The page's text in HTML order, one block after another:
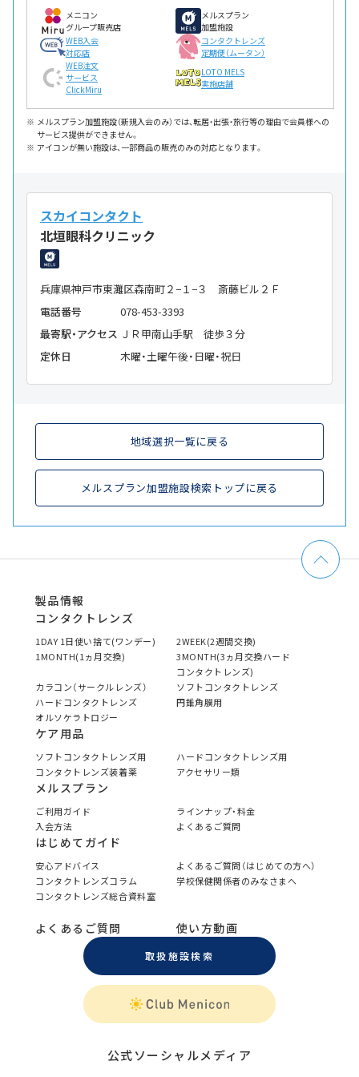
メニコン
グループ販売店
メルスプラン
加盟施設
WEB入会
対応店
コンタクトレンズ
定期便（ムータン）
WEB注文
サービス
ClickMiru
LOTO MELS
実施店舗
メルスプラン加盟施設（新規入会のみ）では、転居・出張・旅行等の理由で会員様への
サービス提供ができません。
アイコンが無い施設は、一部商品の販売のみの対応となります。
スカイコンタクト
北垣眼科クリニック
兵庫県神戸市東灘区森南町２−１−３ 斎藤ビル２Ｆ
電話番号
078-453-3393
最寄駅・アクセス ＪＲ甲南山手駅 徒歩３分
定休日
木曜・土曜午後・日曜・祝日
地域選択一覧に戻る
メルスプラン加盟施設検索トップに戻る
製品情報
コンタクトレンズ
1DAY 1日使い捨て(ワンデー)
2WEEK(2週間交換)
1MONTH(1ヵ月交換)
3MONTH(3ヵ月交換ハード
コンタクトレンズ)
カラコン（サークルレンズ）
ソフトコンタクトレンズ
ハードコンタクトレンズ
円錐角膜用
オルソケラトロジー
ケア用品
ソフトコンタクトレンズ用
ハードコンタクトレンズ用
コンタクトレンズ装着薬
アクセサリー類
メルスプラン
ご利用ガイド
ラインナップ・料金
入会方法
よくあるご質問
はじめてガイド
安心アドバイス
よくあるご質問（はじめての方へ）
コンタクトレンズコラム
学校保健関係者のみなさまへ
コンタクトレンズ総合資料室
よくあるご質問 使い方動画
取扱施設検索
公式ソーシャルメディア